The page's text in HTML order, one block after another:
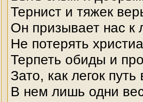
Тернист и тяжек
Он призывает нас
Не потерять
Терпеть обиды и
Зато, как легок путь
В нем лишь одни